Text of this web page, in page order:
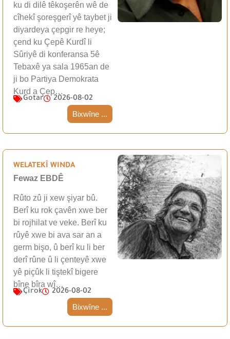
ku di dilê têkoşerên wê de
cîhekî şoreşgerî yê taybet ji
diyardeya çepgir re heye;
çend ku Çepê Kurdî li
Sûriyê di konferansa 5ê
Tebaxê ya sala 1965an de
ji bo Partiya Demokrata
Kurd a Çep…
Gotar 2026-08-02
Bixwîne ...
WELATEKÎ WINDA
Fewaz EBDÊ
Rûto zû ji xew şiyar bû.
Berî ku rok çavên xwe ber
bi rojhilat ve veke. Berî ku
rûyê xwe bi ava sar an a
germ bişo, û berî ku li ber
derî rûne û li çenteyê xwe
yê piçûk li tiştekî bigere
bîne bîra wî…
Çîrok 2026-08-02
Bixwîne ...